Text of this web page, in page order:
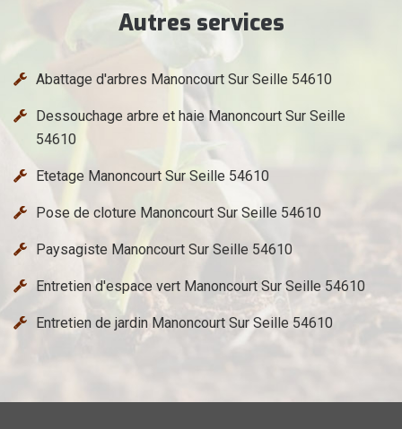
Autres services
Abattage d'arbres Manoncourt Sur Seille 54610
Dessouchage arbre et haie Manoncourt Sur Seille
54610
Etetage Manoncourt Sur Seille 54610
Pose de cloture Manoncourt Sur Seille 54610
Paysagiste Manoncourt Sur Seille 54610
Entretien d'espace vert Manoncourt Sur Seille 54610
Entretien de jardin Manoncourt Sur Seille 54610